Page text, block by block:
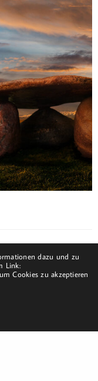
dazu und zu
Link:
Cookies zu akzeptieren